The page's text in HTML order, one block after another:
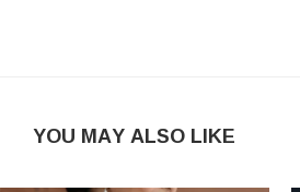
YOU MAY ALSO LIKE